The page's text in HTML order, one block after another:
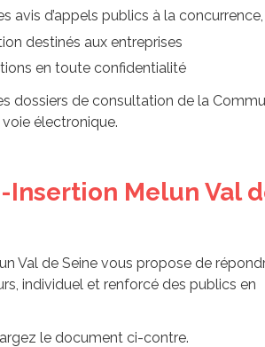
avis d’appels publics à la
destinés aux entreprises
en toute confidentialité
dossiers de consultation de la
électronique.
Melun Val
Val de Seine vous propose de
individuel et renforcé des publics en
le document ci-contre.